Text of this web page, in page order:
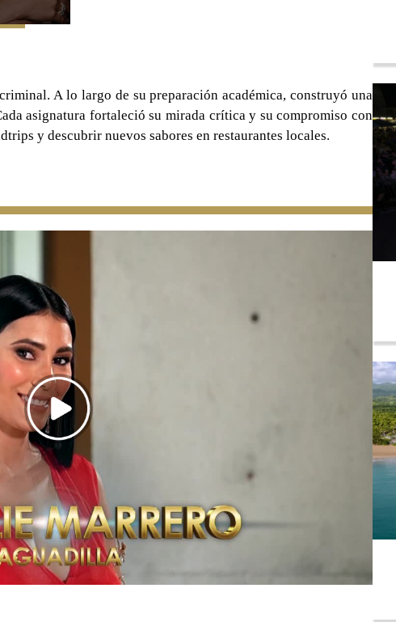
A lo largo de su preparación académica, construyó una
asignatura fortaleció su mirada crítica y su compromiso con
y descubrir nuevos sabores en restaurantes locales.
Play Video